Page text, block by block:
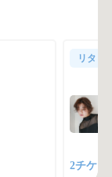
リタッ
2チケッ